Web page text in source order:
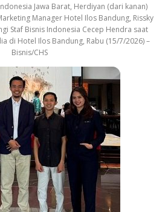
Jawa Barat, Herdiyan (dari kanan)
Manager Hotel Ilos Bandung, Rissky
Staf Bisnis Indonesia Cecep Hendra saat
di Hotel Ilos Bandung, Rabu (15/7/2026) –
Bisnis/CHS